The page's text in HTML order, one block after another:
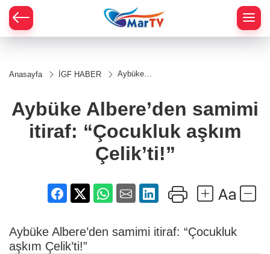
Anasayfa İGF HABER
Aybüke
“Çocukluk
Çelik’ti!”
Aybüke Albere’den samimi
itiraf: “Çocukluk aşkım
Çelik’ti!”
Aybüke Albere’den samimi itiraf: “Çocukluk
aşkım Çelik’ti!”